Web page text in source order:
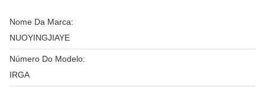
Nome Da Marca:
NUOYINGJIAYE
Número Do Modelo:
IRGA